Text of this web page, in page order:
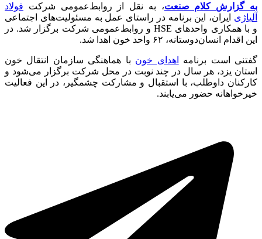
به گزارش کلام صنعت، به نقل از روابط‌عمومی شرکت فولاد
آلیاژی ایران، این برنامه در راستای عمل به مسئولیت‌های اجتماعی
و با همکاری واحدهای HSE و روابط‌عمومی شرکت برگزار شد. در
این اقدام انسان‌دوستانه، ۶۲ واحد خون اهدا شد.
گفتنی است برنامه اهدای خون با هماهنگی سازمان انتقال خون
استان یزد، هر سال در چند نوبت در محل شرکت برگزار می‌شود و
کارکنان داوطلب، با استقبال و مشارکت چشمگیر، در این فعالیت
خیرخواهانه حضور می‌یابند.